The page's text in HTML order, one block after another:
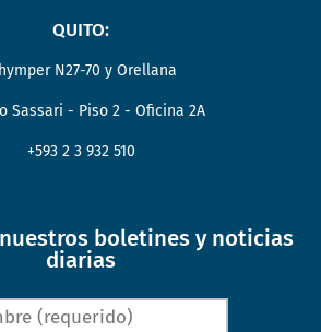
QUITO:
N27-70 y Orellana
Sassari - Piso 2 - Oficina 2A
+593 2 3 932 510
boletines y noticias
diarias